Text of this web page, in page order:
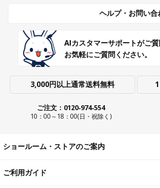
ヘルプ・お問い合
AIカスタマーサポートがご質
お気軽にご質問ください。
3,000円以上通常送料無料
ご注文：0120-974-554
10：00～18：00(日・祝除く)
ショールーム・ストアのご案内
ご利用ガイド